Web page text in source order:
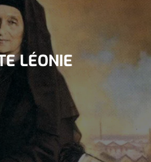
LÉONIE